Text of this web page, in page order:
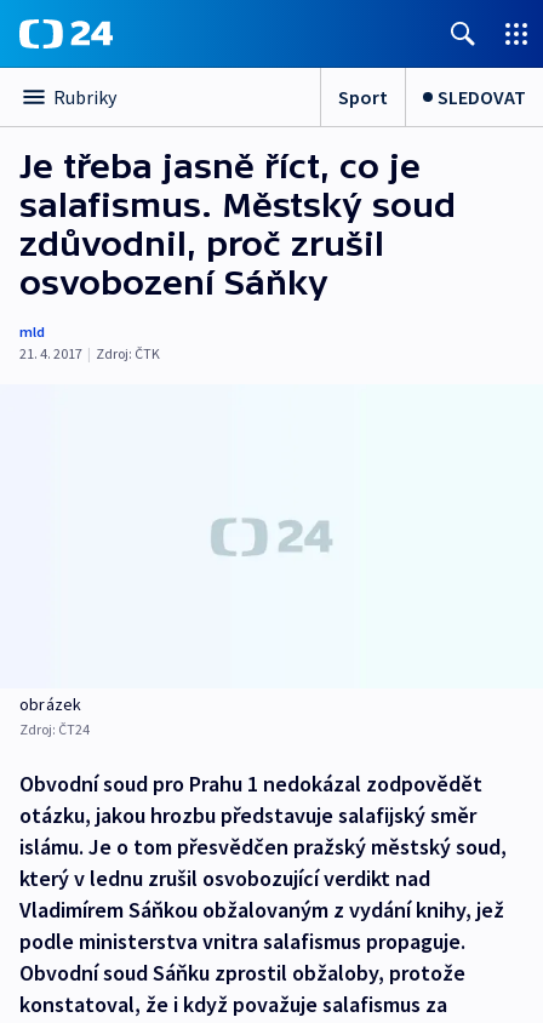
Rubriky Sport SLEDOVAT
Je třeba jasně říct, co je
salafismus. Městský soud
zdůvodnil, proč zrušil
osvobození Sáňky
mld
21. 4. 2017 | Zdroj: ČTK
obrázek
Zdroj: ČT24
Obvodní soud pro Prahu 1 nedokázal zodpovědět
otázku, jakou hrozbu představuje salafijský směr
islámu. Je o tom přesvědčen pražský městský soud,
který v lednu zrušil osvobozující verdikt nad
Vladimírem Sáňkou obžalovaným z vydání knihy, jež
podle ministerstva vnitra salafismus propaguje.
Obvodní soud Sáňku zprostil obžaloby, protože
konstatoval, že i když považuje salafismus za